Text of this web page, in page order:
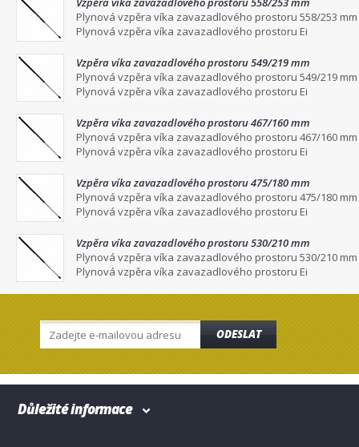
Plynová vzpěra víka zavazadlového prostoru 558/253 mm
Plynová vzpěra víka zavazadlového prostoru Ei
Vzpěra víka zavazadlového prostoru 549/219 mm
Plynová vzpěra víka zavazadlového prostoru 549/219 mm
Plynová vzpěra víka zavazadlového prostoru Ei
Vzpěra víka zavazadlového prostoru 467/160 mm
Plynová vzpěra víka zavazadlového prostoru 467/160 mm
Plynová vzpěra víka zavazadlového prostoru Ei
Vzpěra víka zavazadlového prostoru 475/180 mm
Plynová vzpěra víka zavazadlového prostoru 475/180 mm
Plynová vzpěra víka zavazadlového prostoru Ei
Vzpěra víka zavazadlového prostoru 530/210 mm
Plynová vzpěra víka zavazadlového prostoru 530/210 mm
Plynová vzpěra víka zavazadlového prostoru Ei
ODESLAT
Důležité informace